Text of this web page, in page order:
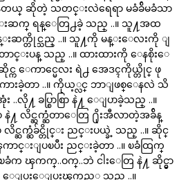
တယ္ ဆိုတဲ့ သတင္းလဲရေရာ မခံခ်ိမခံသာ
န္းဆက္ ရန္ေတြ႕ခဲ့ သည္ ..။ သူ႔အထ
န္းဆက္တိုင္သည္ ..။ သူ႔ကို မန္းေလးကို ျ
င္းပန္ သည္ ..။ ထားထားကို ေနစိုးေ
က ေကာင္မေလး ရဲ႕ အေဒၚကိုယ္တိုင္ ဖု
းခဲ့တာ ..။ ကိုယ့္လင္ ဘာျဖစ္ေနလဲ သိ
လို႔ ခပ္စြာစြာ နဲ႔ ေျပာခဲ့သည္ ..။
႔ လိင္ဆက္ဆံတာေတြ ႐ိုးအီလာတဲ့အခ်ိန္
င္ဆက္ဆံခ်င္တိုင္း ညင္းပယ္ခဲ့ သည္ ..။ ဆိုင္
ာင္းျပၿပီး ညင္းခဲ့တာ ..။ ၿခံထြက္
က ၾကက္..ဝက္..ဘဲ ငါးေတြ နဲ႔ ဆိုင္မွာ
ျပးေျပးၾကည့္ရ သည္ ..။